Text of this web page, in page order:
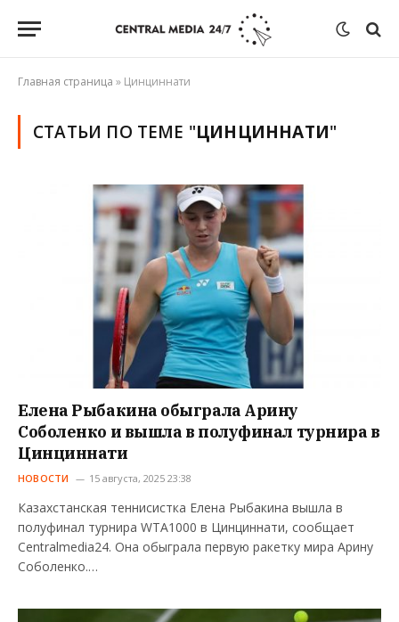
Главная страница » Цинциннати
СТАТЬИ ПО ТЕМЕ "ЦИНЦИННАТИ"
Елена Рыбакина обыграла Арину
Соболенко и вышла в полуфинал турнира в
Цинциннати
НОВОСТИ 15 августа, 2025 23:38
Казахстанская теннисистка Елена Рыбакина вышла в
полуфинал турнира WTA1000 в Цинциннати, сообщает
Centralmedia24. Она обыграла первую ракетку мира Арину
Соболенко.…